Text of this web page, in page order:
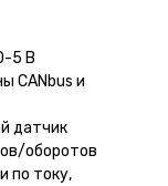
5 В
CANbus и
датчик
оборотов
по току,